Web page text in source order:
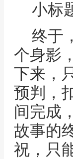
小标
终于
个身影
下来，
预判，
间完成
故事的
祝，只